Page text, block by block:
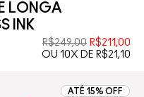
LONGA
INK
R$249,00 R$211,00
OU 10X DE R$21,10
ATÉ 15% OFF